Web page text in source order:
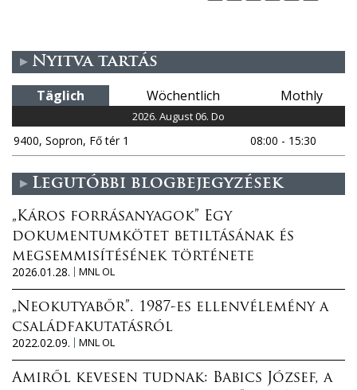
t
e
n
Nyitva tartás
Täglich Wöchentlich Mothly
2026. August 06. Do
9400, Sopron, Fő tér 1 08:00 - 15:30
Legutóbbi blogbejegyzések
„Káros forrásanyagok” Egy
dokumentumkötet betiltásának és
megsemmisítésének története
2026.01.28.
MNL OL
„Neokutyabőr”. 1987-es ellenvélemény a
családfakutatásról
2022.02.09.
MNL OL
Amiről kevesen tudnak: Babics József, a